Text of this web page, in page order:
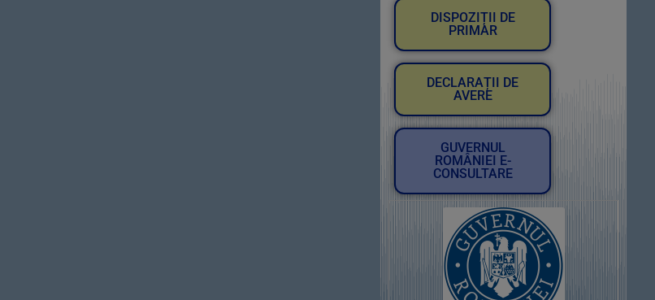
DISPOZIȚII DE
PRIMAR
DECLARAȚII DE
AVERE
GUVERNUL
ROMÂNIEI E-
CONSULTARE